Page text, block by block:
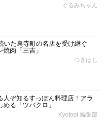
ぐるみちゃん
いた裏寺町の名店を受け継ぐ
肉「三吉」
つきはし
人ぞ知るすっぽん料理店！アラ
る「ツバクロ」
Kyotopi 編集部